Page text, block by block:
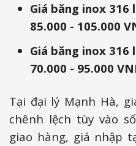
Giá băng inox
85.000 - 105.000
Giá băng inox
70.000 - 95.000
Tại đại lý Mạnh Hà,
chênh lệch tùy vào
giao hàng, giá nhập